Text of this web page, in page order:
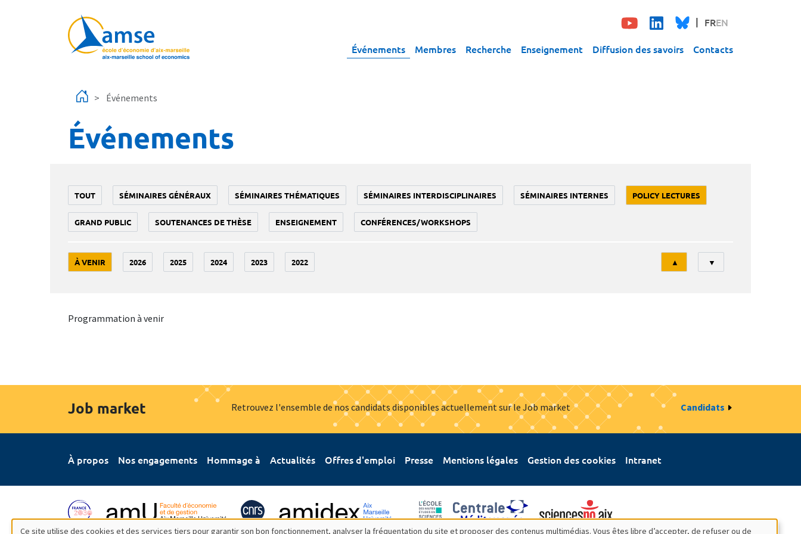
FREN
Événements Membres Recherche Enseignement Diffusion des savoirs Contacts
Événements
Événements
TOUT SÉMINAIRES GÉNÉRAUX SÉMINAIRES THÉMATIQUES SÉMINAIRES INTERDISCIPLINAIRES SÉMINAIRES INTERNES POLICY LECTURES
GRAND PUBLIC SOUTENANCES DE THÈSE ENSEIGNEMENT CONFÉRENCES/WORKSHOPS
À VENIR 2026 2025 2024 2023 2022
Tri
▲ ▼
Programmation à venir
Job market Retrouvez l'ensemble de nos candidats disponibles actuellement sur le Job market Candidats
À propos Nos engagements Hommage à Actualités Offres d'emploi Presse Mentions légales Gestion des cookies Intranet
Ce site utilise des cookies et des services tiers pour garantir son bon fonctionnement, analyser la fréquentation du site et proposer des contenus multimédias. Vous êtes libre d’accepter, de refuser ou de